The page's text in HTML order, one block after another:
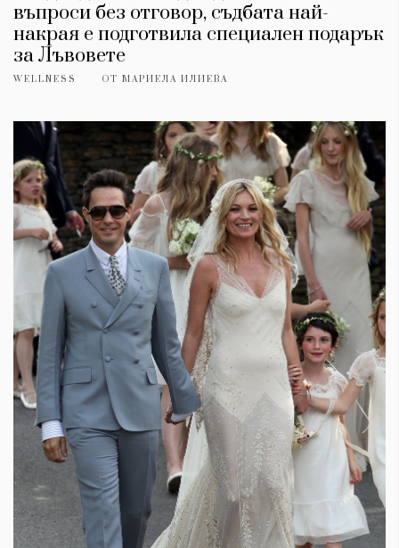
въпроси без отговор, съдбата най-
накрая е подготвила специален подарък
за Лъвовете
WELLNESS ОТ МАРИЕЛА ИЛИЕВА
КАТЕГОРИИ
Wine&Dine
Подкасти
Мода
Dialogue
Изкуство
ЗА НАС
Условия за
ползване
За нас
Реклама
Политика за